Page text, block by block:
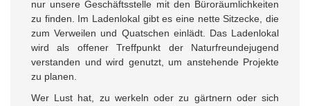
nur unsere Geschäftsstelle mit den Büroräumlichkeiten
zu finden. Im Ladenlokal gibt es eine nette Sitzecke, die
zum Verweilen und Quatschen einlädt. Das Ladenlokal
wird als offener Treffpunkt der Naturfreundejugend
verstanden und wird genutzt, um anstehende Projekte
zu planen.
Wer Lust hat, zu werkeln oder zu gärtnern oder sich